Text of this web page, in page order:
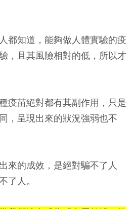
都知道，能夠做人體實驗的疫
，且其風險相對的低，所以才
疫苗絕對都有其副作用，只是
，呈現出來的狀況強弱也不
來的成效，是絕對騙不了人
了人。